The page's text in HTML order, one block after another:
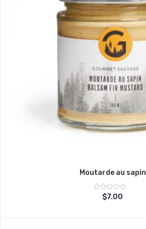
Moutarde au sapin
Note
sur
$7.00